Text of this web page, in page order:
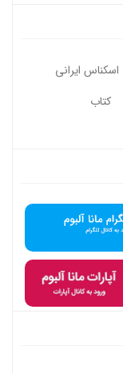
اسکناس ایرانی
کتاب